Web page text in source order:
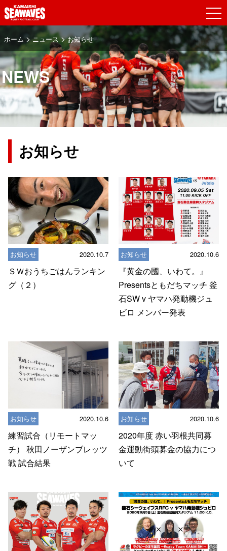
ホーム>ニュース>お知らせ
NEWS
ニュース
お知らせ
お知らせ 2020.10.7
ＳＷおうちごはんランキン
グ（２）
お知らせ 2020.10.6
『黄金の國、いわて。』
Presentsともだちマッチ 釜
石SW v ヤマハ発動機ジュ
ビロ メンバー発表
お知らせ 2020.10.6
練習試合（リモートマッ
チ） 秋田ノーザンブレッツ
戦 試合結果
お知らせ 2020.10.6
2020年度 赤い羽根共同募
金運動街頭募金の協力につ
いて